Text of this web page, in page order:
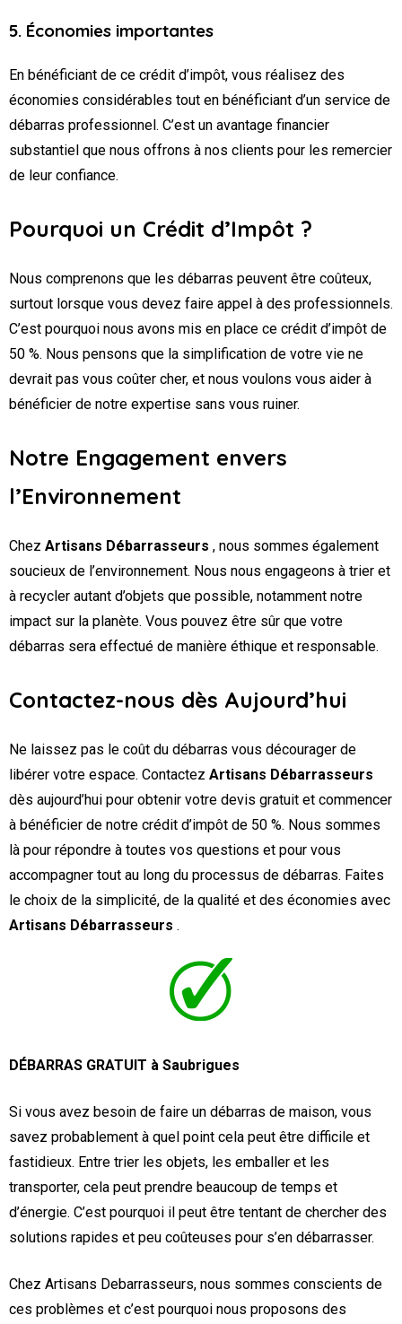
5. Économies importantes
En bénéficiant de ce crédit d’impôt, vous réalisez des
économies considérables tout en bénéficiant d’un service de
débarras professionnel. C’est un avantage financier
substantiel que nous offrons à nos clients pour les remercier
de leur confiance.
Pourquoi un Crédit d’Impôt ?
Nous comprenons que les débarras peuvent être coûteux,
surtout lorsque vous devez faire appel à des professionnels.
C’est pourquoi nous avons mis en place ce crédit d’impôt de
50 %. Nous pensons que la simplification de votre vie ne
devrait pas vous coûter cher, et nous voulons vous aider à
bénéficier de notre expertise sans vous ruiner.
Notre Engagement envers
l’Environnement
Chez Artisans Débarrasseurs , nous sommes également
soucieux de l’environnement. Nous nous engageons à trier et
à recycler autant d’objets que possible, notamment notre
impact sur la planète. Vous pouvez être sûr que votre
débarras sera effectué de manière éthique et responsable.
Contactez-nous dès Aujourd’hui
Ne laissez pas le coût du débarras vous décourager de
libérer votre espace. Contactez Artisans Débarrasseurs
dès aujourd’hui pour obtenir votre devis gratuit et commencer
à bénéficier de notre crédit d’impôt de 50 %. Nous sommes
là pour répondre à toutes vos questions et pour vous
accompagner tout au long du processus de débarras. Faites
le choix de la simplicité, de la qualité et des économies avec
Artisans Débarrasseurs .
DÉBARRAS GRATUIT à Saubrigues
Si vous avez besoin de faire un débarras de maison, vous
savez probablement à quel point cela peut être difficile et
fastidieux. Entre trier les objets, les emballer et les
transporter, cela peut prendre beaucoup de temps et
d’énergie. C’est pourquoi il peut être tentant de chercher des
solutions rapides et peu coûteuses pour s’en débarrasser.
Chez Artisans Debarrasseurs, nous sommes conscients de
ces problèmes et c’est pourquoi nous proposons des